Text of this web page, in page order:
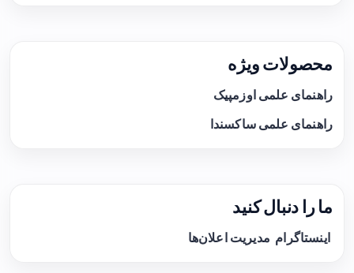
محصولات ویژه
راهنمای علمی اوزمپیک
راهنمای علمی ساکسندا
ما را دنبال کنید
اینستاگرام مدیریت اعلان‌ها